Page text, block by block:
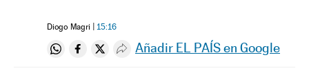
Diogo Magri 15:16
Compartir en Whatsapp
Compartir en Facebook
Compartir en Twitter
Desplegar Redes Sociales
Añadir EL PAÍS en Google